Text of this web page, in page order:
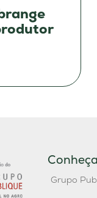
Conheça
Grupo